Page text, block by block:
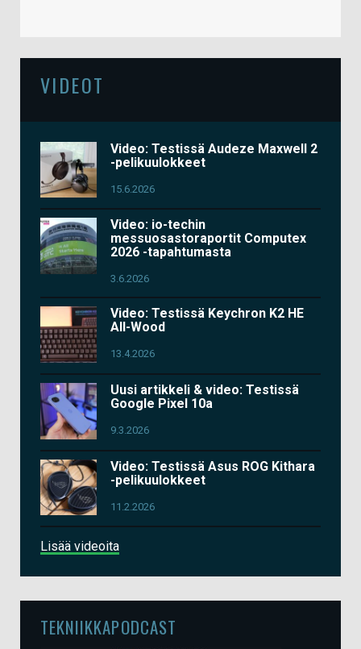
VIDEOT
Video: Testissä Audeze Maxwell 2
-pelikuulokkeet
15.6.2026
Video: io-techin
messuosastoraportit Computex
2026 -tapahtumasta
3.6.2026
Video: Testissä Keychron K2 HE
All-Wood
13.4.2026
Uusi artikkeli & video: Testissä
Google Pixel 10a
9.3.2026
Video: Testissä Asus ROG Kithara
-pelikuulokkeet
11.2.2026
Lisää videoita
TEKNIIKKAPODCAST